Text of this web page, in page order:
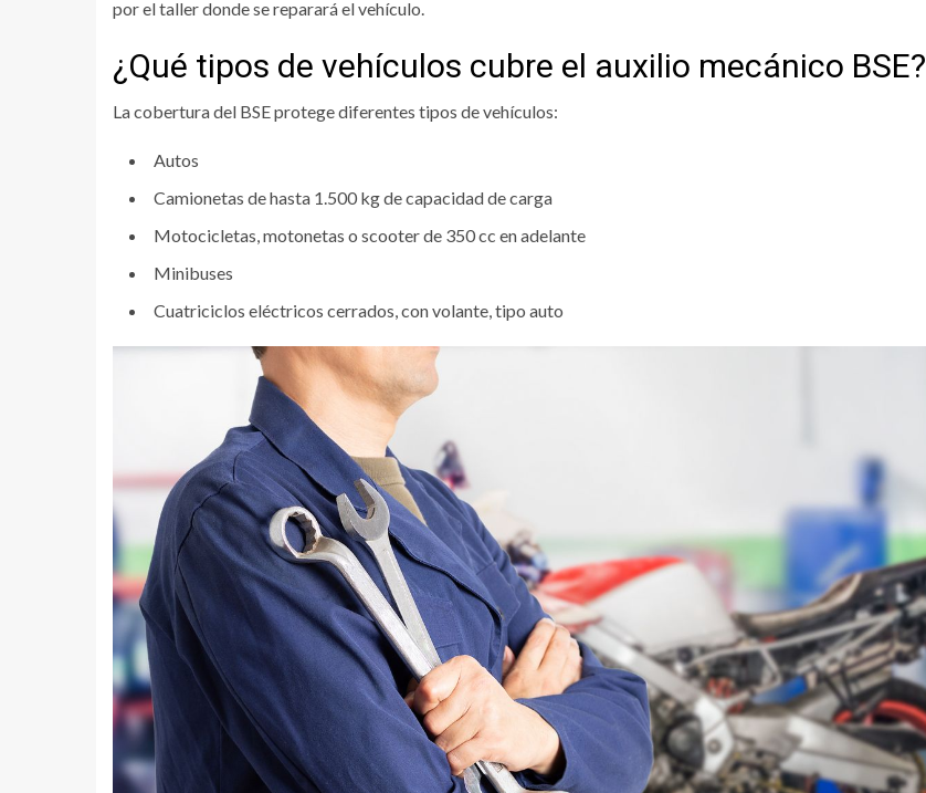
por el taller donde se reparará el vehículo.
¿Qué tipos de vehículos cubre el auxilio mecánico BSE?
La cobertura del BSE protege diferentes tipos de vehículos:
Autos
Camionetas de hasta 1.500 kg de capacidad de carga
Motocicletas, motonetas o scooter de 350 cc en adelante
Minibuses
Cuatriciclos eléctricos cerrados, con volante, tipo auto